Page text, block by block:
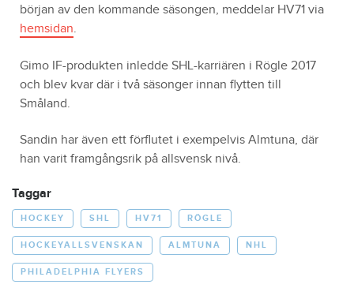
början av den kommande säsongen, meddelar HV71 via
hemsidan.
Gimo IF-produkten inledde SHL-karriären i Rögle 2017
och blev kvar där i två säsonger innan flytten till
Småland.
Sandin har även ett förflutet i exempelvis Almtuna, där
han varit framgångsrik på allsvensk nivå.
Taggar
HOCKEY SHL HV71 RÖGLE
HOCKEYALLSVENSKAN ALMTUNA NHL
PHILADELPHIA FLYERS